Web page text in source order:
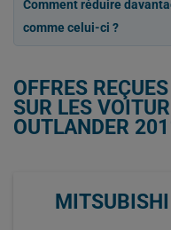
Comment réduire
comme celui-ci ?
OFFRES
SUR LES
OUTLANDER